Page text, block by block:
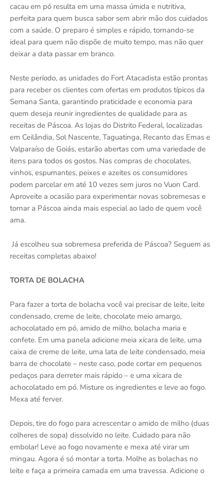
cacau em pó resulta em uma massa úmida e nutritiva,
perfeita para quem busca sabor sem abrir mão dos cuidados
com a saúde. O preparo é simples e rápido, tornando-se
ideal para quem não dispõe de muito tempo, mas não quer
deixar a data passar em branco.
Neste período, as unidades do Fort Atacadista estão prontas
para receber os clientes com ofertas em produtos típicos da
Semana Santa, garantindo praticidade e economia para
quem deseja reunir ingredientes de qualidade para as
receitas de Páscoa. As lojas do Distrito Federal, localizadas
em Ceilândia, Sol Nascente, Taguatinga, Recanto das Emas e
Valparaíso de Goiás, estarão abertas com uma variedade de
itens para todos os gostos. Nas compras de chocolates,
vinhos, espumantes, peixes e azeites os consumidores
podem parcelar em até 10 vezes sem juros no Vuon Card.
Aproveite a ocasião para experimentar novas sobremesas e
tornar a Páscoa ainda mais especial ao lado de quem você
ama.
Já escolheu sua sobremesa preferida de Páscoa? Seguem as
receitas completas abaixo!
TORTA DE BOLACHA
Para fazer a torta de bolacha você vai precisar de leite, leite
condensado, creme de leite, chocolate meio amargo,
achocolatado em pó, amido de milho, bolacha maria e
confete. Em uma panela adicione meia xícara de leite, uma
caixa de creme de leite, uma lata de leite condensado, meia
barra de chocolate – neste caso, pode cortar em pequenos
pedaços para derreter mais rápido – e uma xícara de
achocolatado em pó. Misture os ingredientes e leve ao fogo.
Mexa até ferver.
Depois, tire do fogo para acrescentar o amido de milho (duas
colheres de sopa) dissolvido no leite. Cuidado para não
embolar! Leve ao fogo novamente e mexa até virar um
mingau. Agora é só montar a torta. Molhe as bolachas no
leite e faça a primeira camada em uma travessa. Adicione o